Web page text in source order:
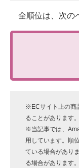
全順位は、次の
※ECサイト上の商
ることがあります
※当記事では、
用しています。順
ている場合があり
る場合があります。